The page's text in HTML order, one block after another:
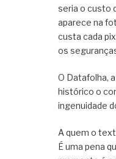
seria o custo
aparece na
custa cada
os
O Datafolha,
histórico o
ingenuidade
A quem o
É uma pena